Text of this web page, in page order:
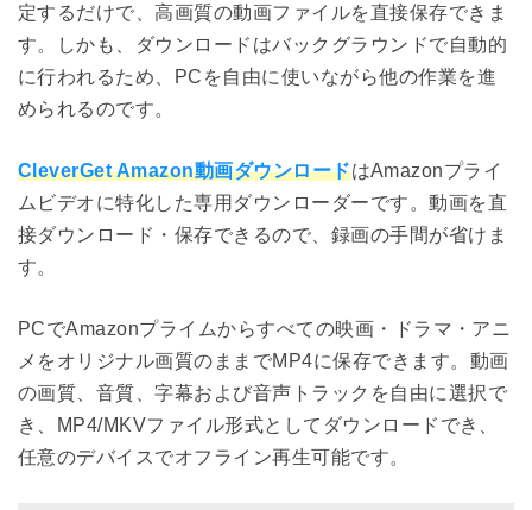
定するだけで、高画質の動画ファイルを直接保存できま
す。しかも、ダウンロードはバックグラウンドで自動的
に行われるため、PCを自由に使いながら他の作業を進
められるのです。
CleverGet Amazon動画ダウンロードはAmazonプライ
ムビデオに特化した専用ダウンローダーです。動画を直
接ダウンロード・保存できるので、録画の手間が省けま
す。
PCでAmazonプライムからすべての映画・ドラマ・アニ
メをオリジナル画質のままでMP4に保存できます。動画
の画質、音質、字幕および音声トラックを自由に選択で
き、MP4/MKVファイル形式としてダウンロードでき、
任意のデバイスでオフライン再生可能です。